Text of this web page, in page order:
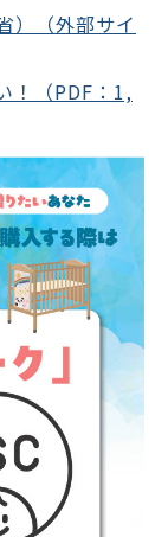
）（外部サイ
！（PDF：1,